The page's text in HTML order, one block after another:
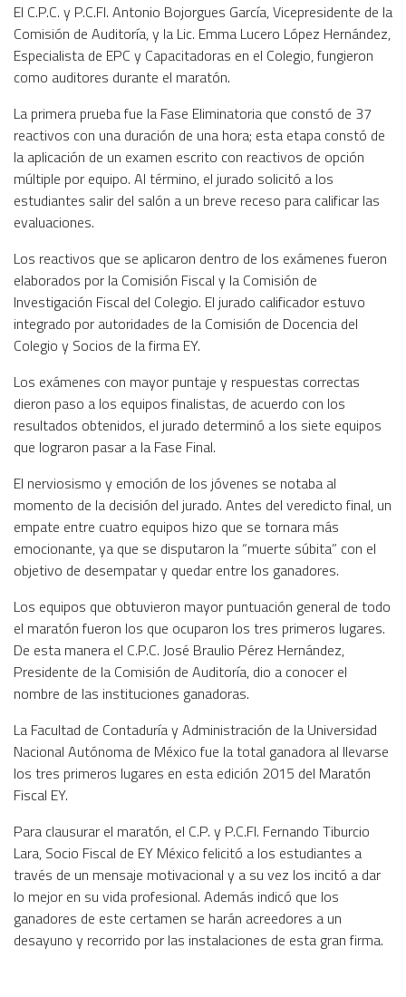
El C.P.C. y P.C.FI. Antonio Bojorgues García, Vicepresidente de la
Comisión de Auditoría, y la Lic. Emma Lucero López Hernández,
Especialista de EPC y Capacitadoras en el Colegio, fungieron
como auditores durante el maratón.
La primera prueba fue la Fase Eliminatoria que constó de 37
reactivos con una duración de una hora; esta etapa constó de
la aplicación de un examen escrito con reactivos de opción
múltiple por equipo. Al término, el jurado solicitó a los
estudiantes salir del salón a un breve receso para calificar las
evaluaciones.
Los reactivos que se aplicaron dentro de los exámenes fueron
elaborados por la Comisión Fiscal y la Comisión de
Investigación Fiscal del Colegio. El jurado calificador estuvo
integrado por autoridades de la Comisión de Docencia del
Colegio y Socios de la firma EY.
Los exámenes con mayor puntaje y respuestas correctas
dieron paso a los equipos finalistas, de acuerdo con los
resultados obtenidos, el jurado determinó a los siete equipos
que lograron pasar a la Fase Final.
El nerviosismo y emoción de los jóvenes se notaba al
momento de la decisión del jurado. Antes del veredicto final, un
empate entre cuatro equipos hizo que se tornara más
emocionante, ya que se disputaron la “muerte súbita” con el
objetivo de desempatar y quedar entre los ganadores.
Los equipos que obtuvieron mayor puntuación general de todo
el maratón fueron los que ocuparon los tres primeros lugares.
De esta manera el C.P.C. José Braulio Pérez Hernández,
Presidente de la Comisión de Auditoría, dio a conocer el
nombre de las instituciones ganadoras.
La Facultad de Contaduría y Administración de la Universidad
Nacional Autónoma de México fue la total ganadora al llevarse
los tres primeros lugares en esta edición 2015 del Maratón
Fiscal EY.
Para clausurar el maratón, el C.P. y P.C.FI. Fernando Tiburcio
Lara, Socio Fiscal de EY México felicitó a los estudiantes a
través de un mensaje motivacional y a su vez los incitó a dar
lo mejor en su vida profesional. Además indicó que los
ganadores de este certamen se harán acreedores a un
desayuno y recorrido por las instalaciones de esta gran firma.